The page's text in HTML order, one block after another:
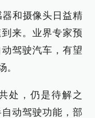
和摄像头日益精
来。业界专家预
驾驶汽车，有望
。
处，仍是待解之
动驾驶功能，部